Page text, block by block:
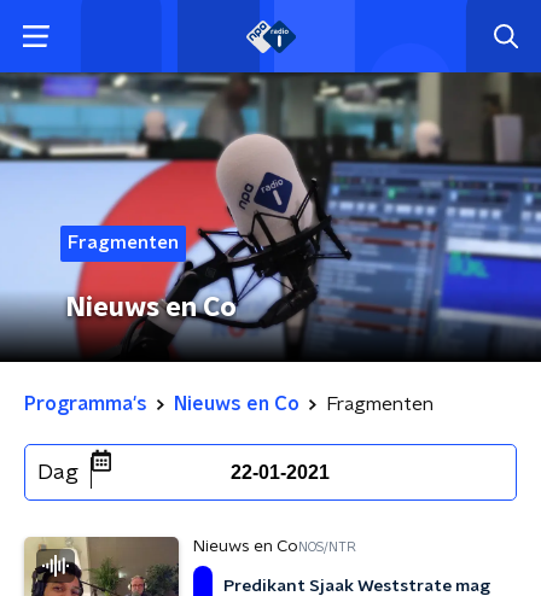
Fragmenten
Nieuws en Co
Programma's Nieuws en Co Fragmenten
Dag 22-01-2021
Nieuws en Co NOS/NTR
Predikant Sjaak Weststrate mag